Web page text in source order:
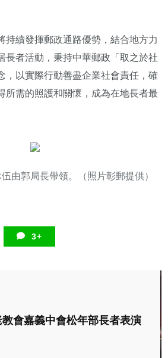
持續發揮郵政通路優勢，結合地方力
長者活動，秉持中華郵政「取之於社
，以實際行動善盡企業社會責任，確
所需的照護和關懷，成為在地長者最
由郭局長帶領。（照片彰郵提供）
3+
會嘉義中會松年部長者表演